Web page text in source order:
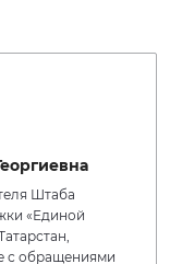
Штаба
«Единой
с обращениями